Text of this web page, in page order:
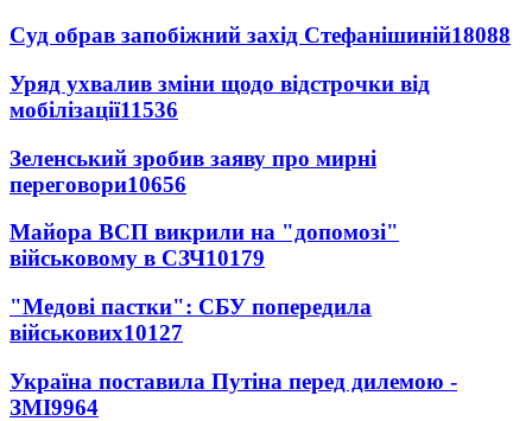
Суд обрав запобіжний захід Стефанішиній18088
Уряд ухвалив зміни щодо відстрочки від
мобілізації11536
Зеленський зробив заяву про мирні
переговори10656
Майора ВСП викрили на "допомозі"
військовому в СЗЧ10179
"Медові пастки": СБУ попередила
військових10127
Україна поставила Путіна перед дилемою -
ЗМІ9964